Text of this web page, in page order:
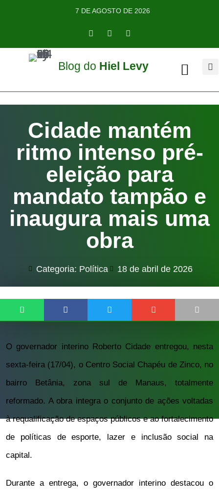
7 DE AGOSTO DE 2026
Blog do Hiel Levy
Cidade mantém
ritmo intenso pré-
eleição para
mandato tampão e
inaugura mais uma
obra
Categoria: Política 18 de abril de 2026
O governador interino Roberto Cidade entregou, nesta
sexta-feira (17/04), o Centro Social Chapéu de Zinco, no
bairro Betânia, zona sul de Manaus, totalmente
reformado. A obra integra o conjunto de ações voltadas
à requalificação de espaços públicos e ao fortalecimento
de políticas de esporte, lazer e inclusão social na
capital.
Durante a entrega, o governador interino destacou o